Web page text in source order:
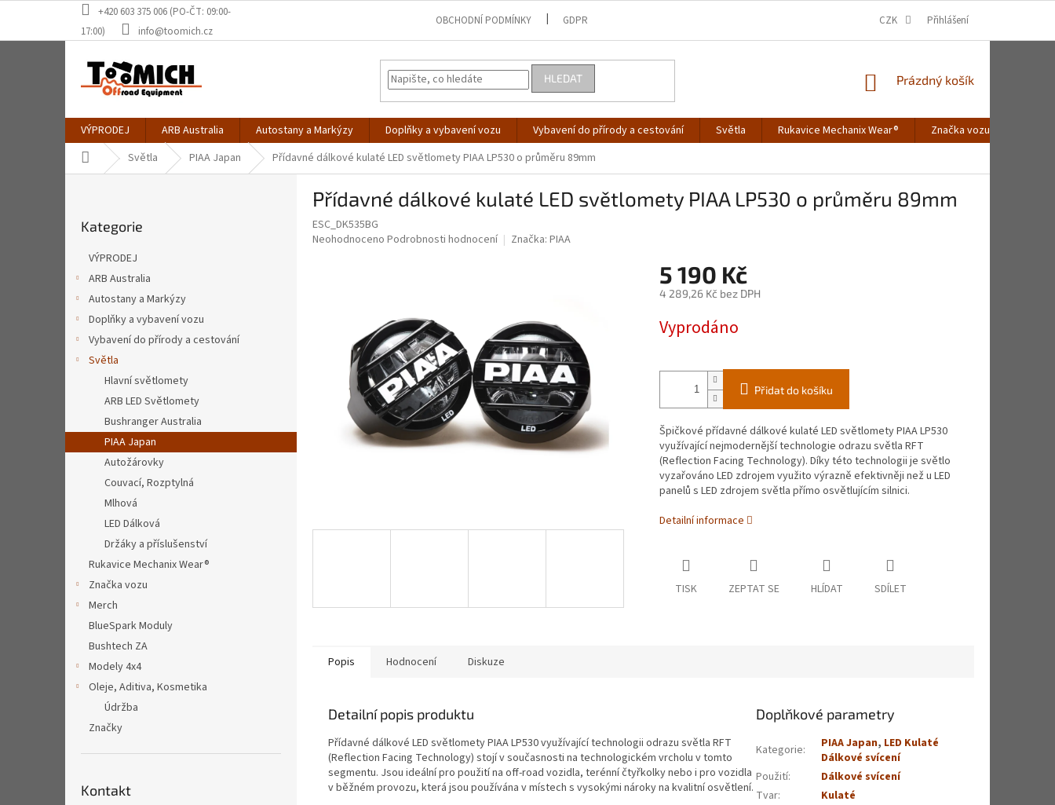
obsah
+420 603 375 006 (PO-ČT: 09:00-
17:00)
info@toomich.cz
OBCHODNÍ PODMÍNKY GDPR CZK Přihlášení
HLEDAT
NÁKUPNÍ
Prázdný košík
VÝPRODEJ ARB Australia Autostany a Markýzy Doplňky a vybavení vozu Vybavení do přírody a cestování Světla Rukavice Mechanix Wear® Značka vozu
Domů Světla PIAA Japan Přídavné dálkové kulaté LED světlomety PIAA LP530 o průměru 89mm
kategorie
Kategorie
VÝPRODEJ
ARB Australia
Autostany a Markýzy
Doplňky a vybavení vozu
Vybavení do přírody a cestování
Světla
Hlavní světlomety
ARB LED Světlomety
Bushranger Australia
PIAA Japan
Autožárovky
Couvací, Rozptylná
Mlhová
LED Dálková
Držáky a příslušenství
Rukavice Mechanix Wear®
Značka vozu
Merch
BlueSpark Moduly
Bushtech ZA
Modely 4x4
Oleje, Aditiva, Kosmetika
Údržba
Značky
Kontakt
Přídavné dálkové kulaté LED světlomety PIAA LP530 o průměru 89mm
ESC_DK535BG
Průměrné
hvězdiček.
Neohodnoceno Podrobnosti hodnocení Značka: PIAA
5 190 Kč
4 289,26 Kč bez DPH
cena:
Vyprodáno
Přidat do košíku
Špičkové přídavné dálkové kulaté LED světlomety PIAA LP530
využívající nejmodernější technologie odrazu světla RFT
(Reflection Facing Technology). Díky této technologii je světlo
vyzařováno LED zdrojem využito výrazně efektivněji než u LED
panelů s LED zdrojem světla přímo osvětlujícím silnici.
Detailní informace
TISK ZEPTAT SE HLÍDAT SDÍLET
Popis Hodnocení Diskuze
Detailní popis produktu
Přídavné dálkové LED světlomety PIAA LP530 využívající technologii odrazu světla RFT
(Reflection Facing Technology) stojí v současnosti na technologickém vrcholu v tomto
segmentu. Jsou ideální pro použití na off-road vozidla, terénní čtyřkolky nebo i pro vozidla
v běžném provozu, která jsou používána v místech s vysokými nároky na kvalitní osvětlení.
Doplňkové parametry
Kategorie: PIAA Japan, LED Kulaté
Dálkové svícení
Použití:
Dálkové svícení
Tvar:
Kulaté